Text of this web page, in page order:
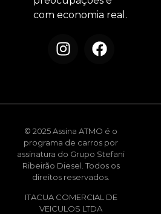
com economia real.
© 2025 Assina ATMO é o
programa de carros por
assinatura do Grupo Stefani
Ribeirão Diesel. Todos os
direitos reservados.
ITACUA COMERCIAL DE
VEICULOS LTDA